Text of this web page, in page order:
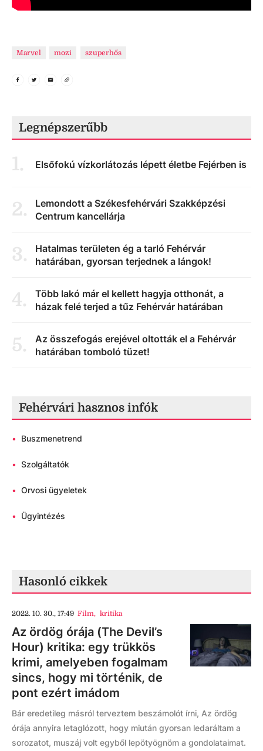
Marvel mozi szuperhős
Legnépszerűbb
1. Elsőfokú vízkorlátozás lépett életbe Fejérben is
2.
Lemondott a Székesfehérvári Szakképzési
Centrum kancellárja
3.
Hatalmas területen ég a tarló Fehérvár
határában, gyorsan terjednek a lángok!
4.
Több lakó már el kellett hagyja otthonát, a
házak felé terjed a tűz Fehérvár határában
5.
Az összefogás erejével oltották el a Fehérvár
határában tomboló tüzet!
Fehérvári hasznos infók
• Buszmenetrend
• Szolgáltatók
• Orvosi ügyeletek
• Ügyintézés
Hasonló cikkek
2022. 10. 30., 17:49 Film, kritika
Az ördög órája (The Devil’s
Hour) kritika: egy trükkös
krimi, amelyeben fogalmam
sincs, hogy mi történik, de
pont ezért imádom
Bár eredetileg másról terveztem beszámolót írni, Az ördög
órája annyira letaglózott, hogy miután gyorsan ledaráltam a
sorozatot, muszáj volt egyből lepötyögnöm a gondolataimat.